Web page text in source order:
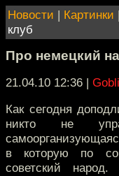
Новости | Картинки |
клуб
Про немецкий
21.04.10 12:36 |
Как сегодня
никто не
в которую по
советский